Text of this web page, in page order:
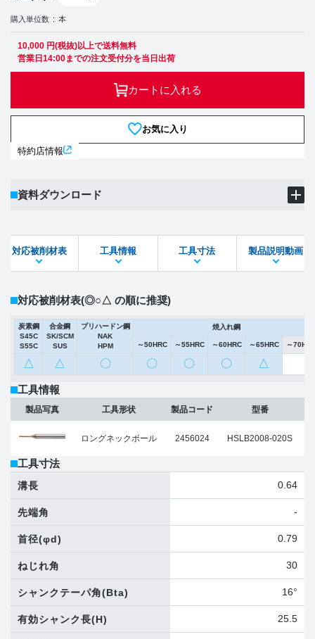
購入単位数 本
10,000 円(税抜)以上で送料無料
営業日14:00までの注文受付分を当日出荷
カートに入れる
お気に入り
特約店情報
資料ダウンロード
STEPファイル DXFファイル
対応被削材表 工具情報 工具寸法 製品説明動画
対応被削材表(◎○△ の順に推奨)
炭素鋼
S45C
S55C
合金鋼
SK/SCM
SUS
プリハードン鋼
NAK
HPM
焼入れ鋼
～50HRC ～55HRC ～60HRC ～65HRC ～
△ △ 〇 〇 〇 〇 △
工具情報
製品写真 工具形状
ロングネックボール
製品コード
2456024
型番
HSLB2008-020S
工具寸法
溝長 0.64
先端角 -
首径(φd) 0.79
ねじれ角 30
シャンクテーパ角(Bta) 16°
有効シャンク長(H) 25.5